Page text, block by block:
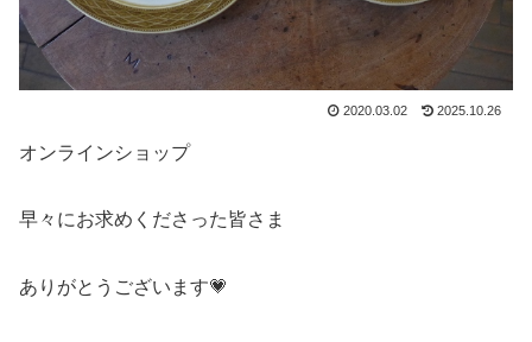
2020.03.02 2025.10.26
オンラインショップ
早々にお求めくださった皆さま
ありがとうございます💗